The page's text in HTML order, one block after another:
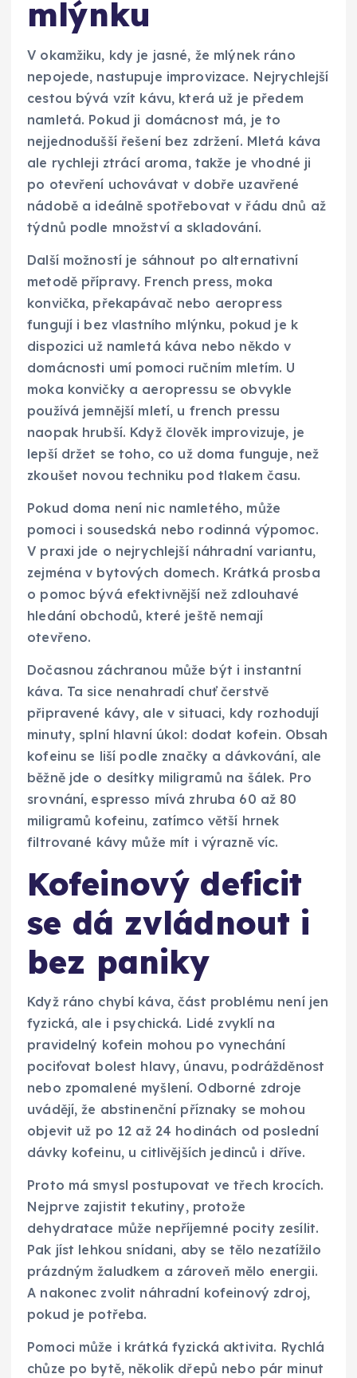
mlýnku
V okamžiku, kdy je jasné, že mlýnek ráno
nepojede, nastupuje improvizace. Nejrychlejší
cestou bývá vzít kávu, která už je předem
namletá. Pokud ji domácnost má, je to
nejjednodušší řešení bez zdržení. Mletá káva
ale rychleji ztrácí aroma, takže je vhodné ji
po otevření uchovávat v dobře uzavřené
nádobě a ideálně spotřebovat v řádu dnů až
týdnů podle množství a skladování.
Další možností je sáhnout po alternativní
metodě přípravy. French press, moka
konvička, překapávač nebo aeropress
fungují i bez vlastního mlýnku, pokud je k
dispozici už namletá káva nebo někdo v
domácnosti umí pomoci ručním mletím. U
moka konvičky a aeropressu se obvykle
používá jemnější mletí, u french pressu
naopak hrubší. Když člověk improvizuje, je
lepší držet se toho, co už doma funguje, než
zkoušet novou techniku pod tlakem času.
Pokud doma není nic namletého, může
pomoci i sousedská nebo rodinná výpomoc.
V praxi jde o nejrychlejší náhradní variantu,
zejména v bytových domech. Krátká prosba
o pomoc bývá efektivnější než zdlouhavé
hledání obchodů, které ještě nemají
otevřeno.
Dočasnou záchranou může být i instantní
káva. Ta sice nenahradí chuť čerstvě
připravené kávy, ale v situaci, kdy rozhodují
minuty, splní hlavní úkol: dodat kofein. Obsah
kofeinu se liší podle značky a dávkování, ale
běžně jde o desítky miligramů na šálek. Pro
srovnání, espresso mívá zhruba 60 až 80
miligramů kofeinu, zatímco větší hrnek
filtrované kávy může mít i výrazně víc.
Kofeinový deficit
se dá zvládnout i
bez paniky
Když ráno chybí káva, část problému není jen
fyzická, ale i psychická. Lidé zvyklí na
pravidelný kofein mohou po vynechání
pociťovat bolest hlavy, únavu, podrážděnost
nebo zpomalené myšlení. Odborné zdroje
uvádějí, že abstinenční příznaky se mohou
objevit už po 12 až 24 hodinách od poslední
dávky kofeinu, u citlivějších jedinců i dříve.
Proto má smysl postupovat ve třech krocích.
Nejprve zajistit tekutiny, protože
dehydratace může nepříjemné pocity zesílit.
Pak jíst lehkou snídani, aby se tělo nezatížilo
prázdným žaludkem a zároveň mělo energii.
A nakonec zvolit náhradní kofeinový zdroj,
pokud je potřeba.
Pomoci může i krátká fyzická aktivita. Rychlá
chůze po bytě, několik dřepů nebo pár minut